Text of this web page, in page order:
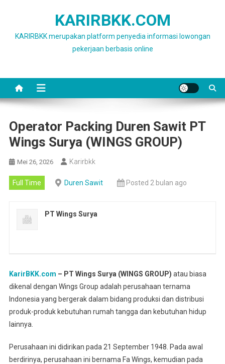
KARIRBKK.COM
KARIRBKK merupakan platform penyedia informasi lowongan
pekerjaan berbasis online
Operator Packing Duren Sawit PT
Wings Surya (WINGS GROUP)
Mei 26, 2026 Karirbkk
Full Time Duren Sawit Posted 2 bulan ago
PT Wings Surya
KarirBKK.com – PT Wings Surya (WINGS GROUP) atau biasa
dikenal dengan Wings Group adalah perusahaan ternama
Indonesia yang bergerak dalam bidang produksi dan distribusi
produk-produk kebutuhan rumah tangga dan kebutuhan hidup
lainnya.
Perusahaan ini didirikan pada 21 September 1948. Pada awal
berdirinya, perusahaan ini bernama Fa Wings, kemudian pada